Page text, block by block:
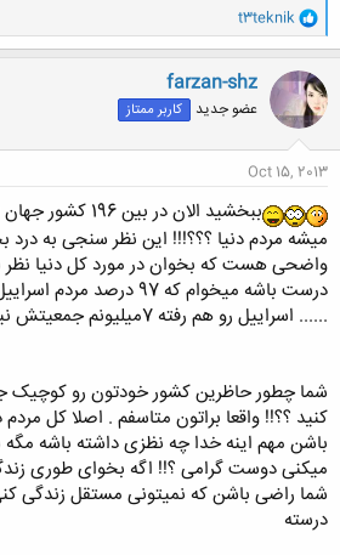
و
ا
ک
ن
ش
ه
ا
t3teknik
farzan-shz
عضو جدید کاربر ممتاز
Oct 15, 2013
میشه مردم دنیا ؟؟؟!!! این نظر سنجی به
واضحی هست که بخوان در مورد کل دنیا نظر
درست باشه میخوام که 97
...... اسراییل رو هم رفته 7میلیونم جمعیتش نیست-
شما چطور حاظرین کشور خودتون رو کوچیک
کنید ؟؟!! واقعا براتون متاسفم . اصلا کل
باشن مهم اینه خدا چه نظزی داشته باشه
میکنی دوست گرامی ؟!! اگه بخوای طوری
شما راضی باشن که نمیتونی مستقل زندگی
درسته